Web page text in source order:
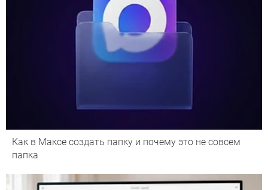
Как в Максе создать папку и почему это не совсем
папка